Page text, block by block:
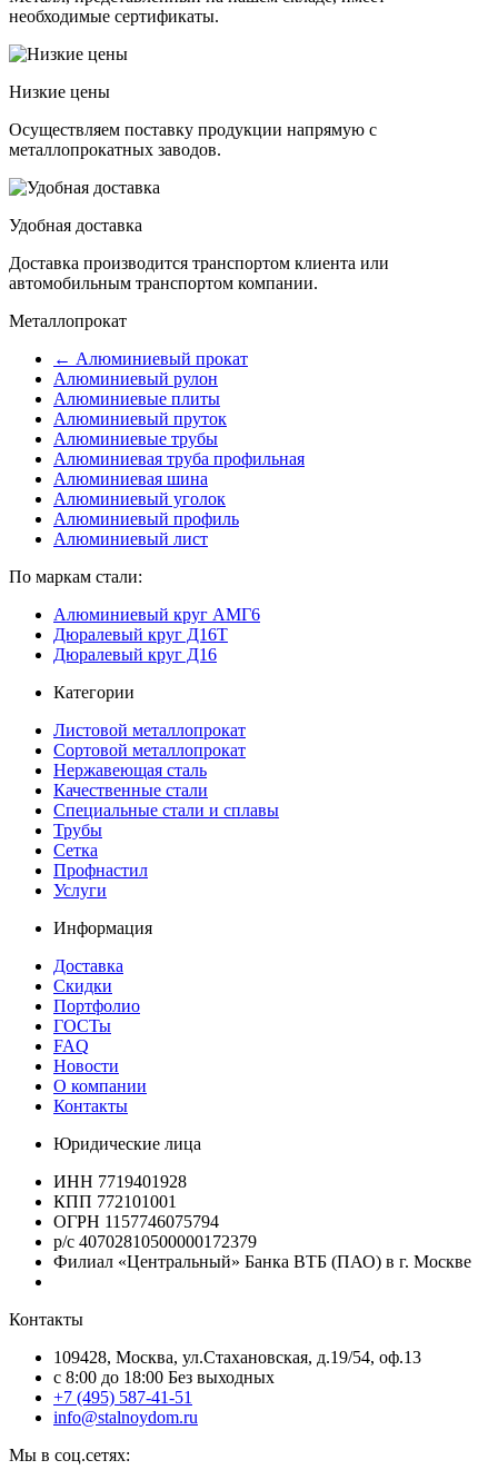
необходимые сертификаты.
Низкие цены
Осуществляем поставку продукции напрямую с
металлопрокатных заводов.
Удобная доставка
Доставка производится транспортом клиента или
автомобильным транспортом компании.
Металлопрокат
← Алюминиевый прокат
Алюминиевый рулон
Алюминиевые плиты
Алюминиевый пруток
Алюминиевые трубы
Алюминиевая труба профильная
Алюминиевая шина
Алюминиевый уголок
Алюминиевый профиль
Алюминиевый лист
По маркам стали:
Алюминиевый круг АМГ6
Дюралевый круг Д16Т
Дюралевый круг Д16
Категории
Листовой металлопрокат
Сортовой металлопрокат
Нержавеющая сталь
Качественные стали
Специальные стали и сплавы
Трубы
Сетка
Профнастил
Услуги
Информация
Доставка
Скидки
Портфолио
ГОСТы
FAQ
Новости
О компании
Контакты
Юридические лица
ИНН 7719401928
КПП 772101001
ОГРН 1157746075794
р/с 40702810500000172379
Филиал «Центральный» Банка ВТБ (ПАО) в г. Москве
Контакты
109428, Москва, ул.Стахановская, д.19/54, оф.13
c 8:00 до 18:00 Без выходных
+7 (495) 587-41-51
info@stalnoydom.ru
Мы в соц.сетях: